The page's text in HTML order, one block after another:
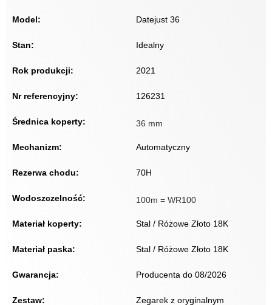
Model: Datejust 36
Stan: Idealny
Rok produkcji: 2021
Nr referencyjny: 126231
Średnica koperty: 36 mm
Mechanizm: Automatyczny
Rezerwa chodu: 70H
Wodoszczelność: 100m = WR100
Materiał koperty: Stal / Różowe Złoto 18K
Materiał paska: Stal / Różowe Złoto 18K
Gwarancja: Producenta do 08/2026
Zestaw:
Zegarek z oryginalnym